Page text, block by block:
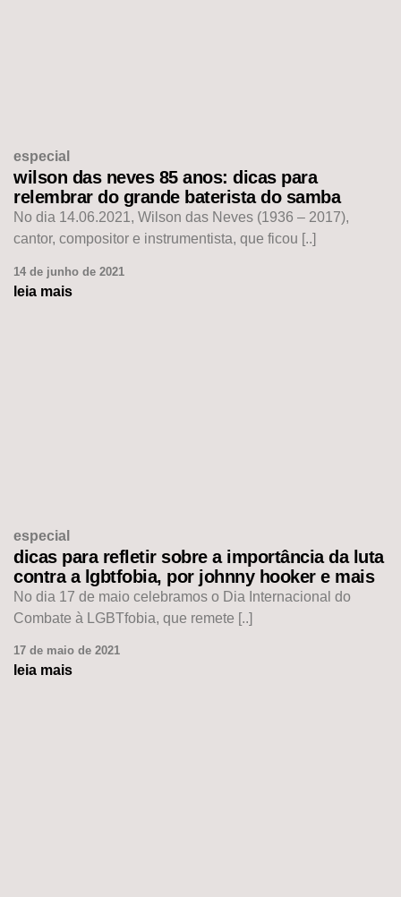
especial
wilson das neves 85 anos: dicas para
relembrar do grande baterista do samba
No dia 14.06.2021, Wilson das Neves (1936 – 2017),
cantor, compositor e instrumentista, que ficou [..]
14 de junho de 2021
leia mais
especial
dicas para refletir sobre a importância da luta
contra a lgbtfobia, por johnny hooker e mais
No dia 17 de maio celebramos o Dia Internacional do
Combate à LGBTfobia, que remete [..]
17 de maio de 2021
leia mais